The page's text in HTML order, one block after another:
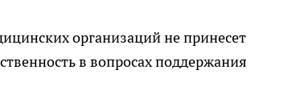
организаций не принесет
в вопросах поддержания